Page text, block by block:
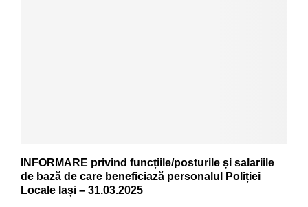
INFORMARE privind funcțiile/posturile și salariile
de bază de care beneficiază personalul Poliției
Locale Iași – 31.03.2025